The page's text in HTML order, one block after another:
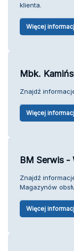
klienta.
Więcej
Mbk.
Znajdź
Więcej
BM Serwis -
Znajdź
Magazynów
Więcej